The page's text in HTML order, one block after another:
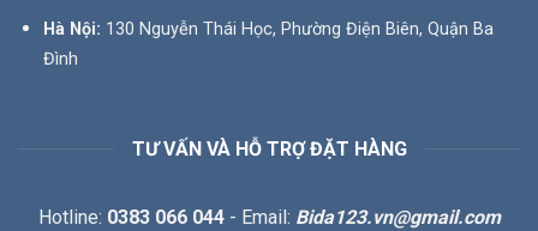
Hà Nội: 130 Nguyễn Thái Học, Phường Điện Biên, Quận Ba
Đình
TƯ VẤN VÀ HỖ TRỢ ĐẶT HÀNG
Hotline: 0383 066 044- Email: Bida123.vn@gmail.com